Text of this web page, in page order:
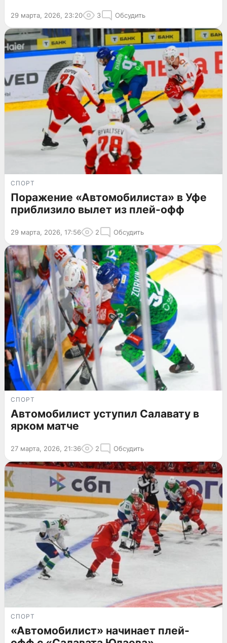
29 марта, 2026, 23:20 3 Обсудить
СПОРТ
Поражение «Автомобилиста» в Уфе
приблизило вылет из плей-офф
29 марта, 2026, 17:56 2 Обсудить
СПОРТ
Автомобилист уступил Салавату в
ярком матче
27 марта, 2026, 21:36 2 Обсудить
СПОРТ
«Автомобилист» начинает плей-